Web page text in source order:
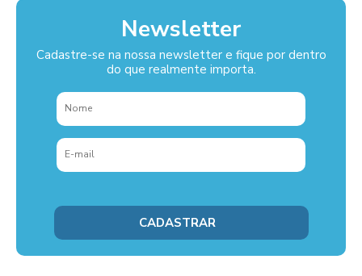
Newsletter
Cadastre-se na nossa newsletter e fique por dentro
do que realmente importa.